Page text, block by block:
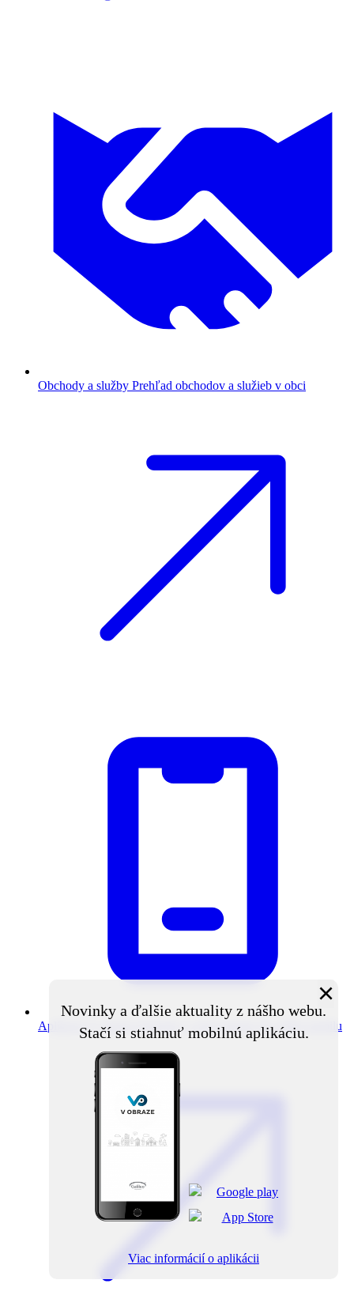
Obchody a služby Prehľad obchodov a služieb v obci
Aplikácia V obraze Novinky z obce priamo do vášho mobilu
Novinky a ďalšie aktuality z nášho webu.
Stačí si stiahnuť mobilnú aplikáciu.
×
Viac informácií o aplikácii